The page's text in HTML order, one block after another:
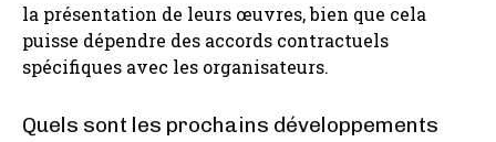
la présentation de leurs œuvres, bien que cela
puisse dépendre des accords contractuels
spécifiques avec les organisateurs.
Quels sont les prochains développements